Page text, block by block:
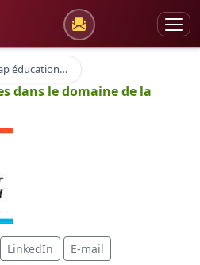
Handicap éducation spécialisée
dans le domaine de la
LinkedIn E-mail